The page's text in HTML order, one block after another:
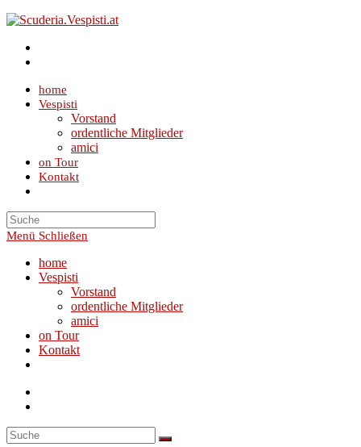
Zum
springen
home
Vespisti
Vorstand
ordentliche Mitglieder
amici
on Tour
Kontakt
search
Menü Schließen
home
Vespisti
Vorstand
ordentliche Mitglieder
amici
on Tour
Kontakt